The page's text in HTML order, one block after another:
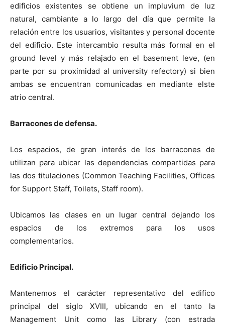
edificios existentes se obtiene un impluvium de luz
natural, cambiante a lo largo del día que permite la
relación entre los usuarios, visitantes y personal docente
del edificio. Este intercambio resulta más formal en el
ground level y más relajado en el basement leve, (en
parte por su proximidad al university refectory) si bien
ambas se encuentran comunicadas en mediante elste
atrio central.
Barracones de defensa.
Los espacios, de gran interés de los barracones de
utilizan para ubicar las dependencias compartidas para
las dos titulaciones (Common Teaching Facilities, Offices
for Support Staff, Toilets, Staff room).
Ubicamos las clases en un lugar central dejando los
espacios de los extremos para los usos
complementarios.
Edificio Principal.
Mantenemos el carácter representativo del edifico
principal del siglo XVIII, ubicando en el tanto la
Management Unit como las Library (con estrada